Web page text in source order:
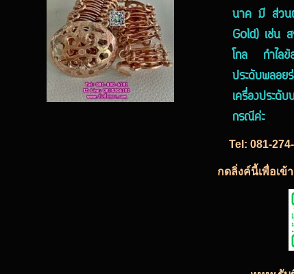
นาค มี ส่วน
Gold) เช่น
โกล กำไลข้
ประดับพลอย
เครื่องประดั
กรณีค่ะ
Tel: 081-
กดลิ่งค์นี้เพื่อเข้